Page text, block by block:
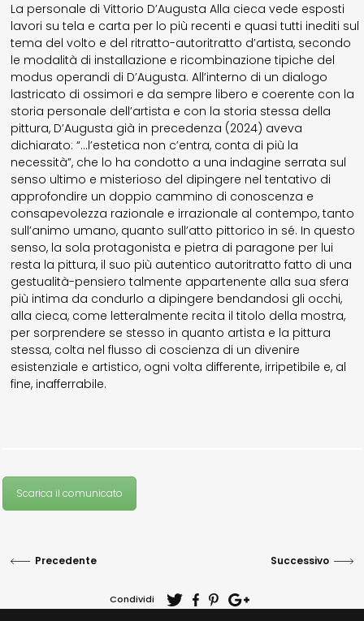
La personale di Vittorio D’Augusta Alla cieca vede esposti
lavori su tela e carta per lo più recenti e quasi tutti inediti sul
tema del volto e del ritratto-autoritratto d’artista, secondo
le modalità di installazione e ricombinazione tipiche del
modus operandi di D’Augusta. All’interno di un dialogo
lastricato di ossimori e da sempre libero e coerente con la
storia personale dell’artista e con la storia stessa della
pittura, D’Augusta già in precedenza (2024) aveva
dichiarato: “…l’estetica non c’entra, conta di più la
necessità”, che lo ha condotto a una indagine serrata sul
senso ultimo e misterioso del dipingere nel tentativo di
approfondire un doppio cammino di conoscenza e
consapevolezza razionale e irrazionale al contempo, tanto
sull’animo umano, quanto sull’atto pittorico in sé. In questo
senso, la sola protagonista e pietra di paragone per lui
resta la pittura, il suo più autentico autoritratto fatto di una
gestualità-pensiero talmente appartenente alla sua sfera
più intima da condurlo a dipingere bendandosi gli occhi,
alla cieca, come letteralmente recita il titolo della mostra,
per sorprendere se stesso in quanto artista e la pittura
stessa, colta nel flusso di coscienza di un divenire
esistenziale e artistico, ogni volta differente, irripetibile e, al
fine, inafferrabile.
Scarica il comunicato
Precedente Successivo
Condividi